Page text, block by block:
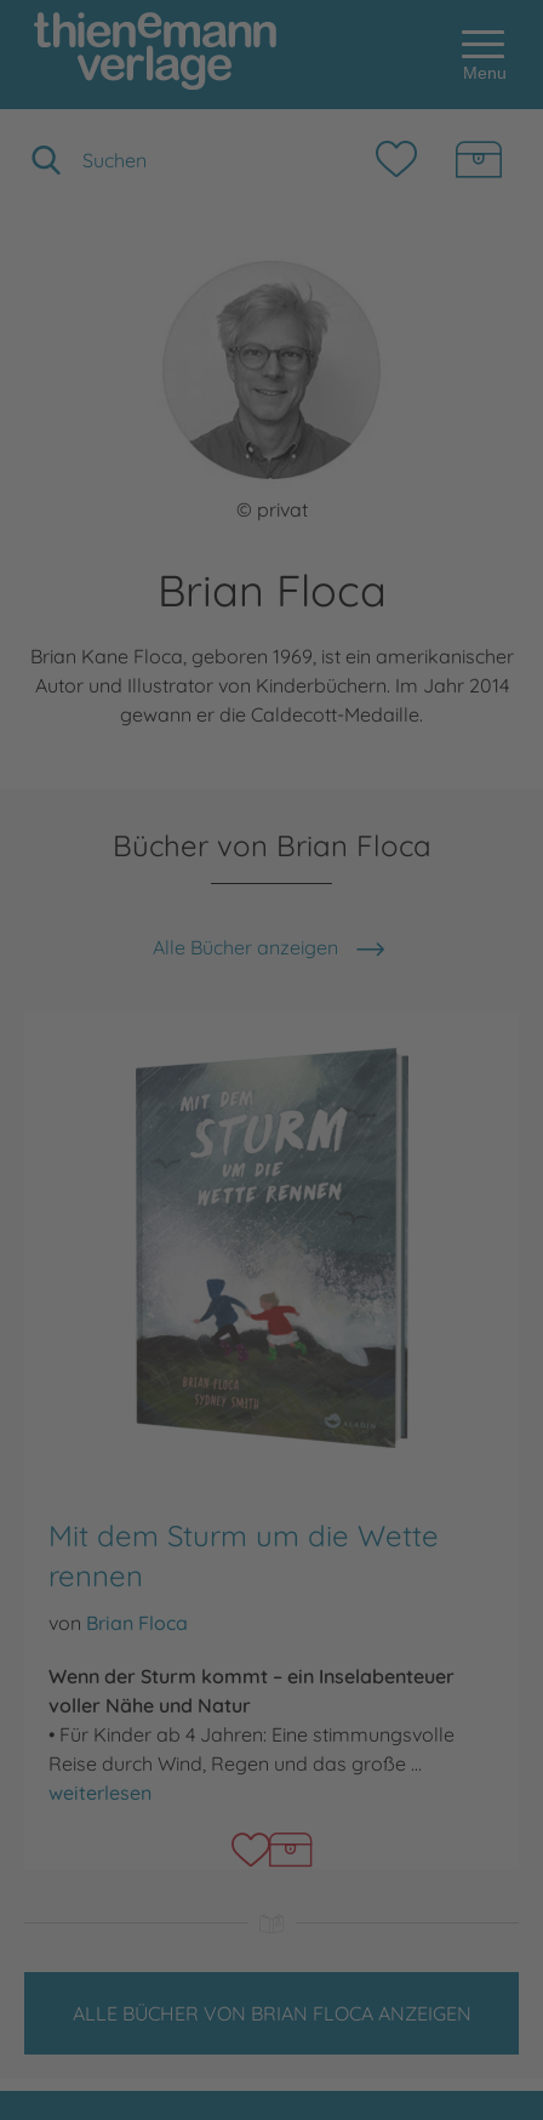
Menu
© privat
Brian Floca
Brian Kane Floca, geboren 1969, ist ein amerikanischer
Autor und Illustrator von Kinderbüchern. Im Jahr 2014
gewann er die Caldecott-Medaille.
Bücher von Brian Floca
Alle Bücher anzeigen
Mit dem Sturm um die Wette
rennen
von Brian Floca
Wenn der Sturm kommt – ein Inselabenteuer
voller Nähe und Natur
• Für Kinder ab 4 Jahren: Eine stimmungsvolle
Reise durch Wind, Regen und das große …
Mit dem Sturm um die Wette rennen
weiterlesen
ALLE BÜCHER VON BRIAN FLOCA ANZEIGEN